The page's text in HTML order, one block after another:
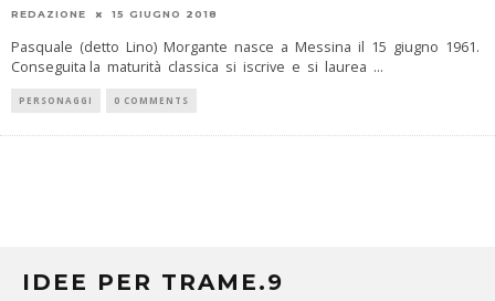
REDAZIONE 15 GIUGNO 2018
Pasquale (detto Lino) Morgante nasce a Messina il 15 giugno 1961.
Conseguita la maturità classica si iscrive e si laurea ...
PERSONAGGI 0 COMMENTS
IDEE PER TRAME.9